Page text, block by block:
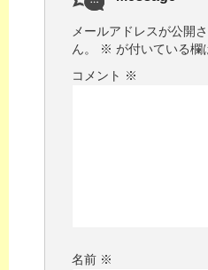
メールアドレスが公開
ん。
※ が付いている欄
コメント ※
名前 ※